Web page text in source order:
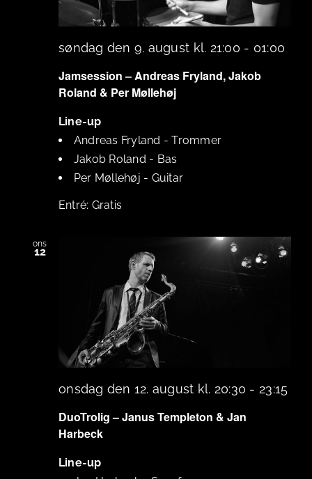
søndag den 9. august kl. 21:00 - 01:00
Jamsession – Andreas Fryland, Jakob
Roland & Per Møllehøj
Line-up
Andreas Fryland -Trommer
Jakob Roland - Bas
Per Møllehøj - Guitar
Gratis
ons
12
onsdag den 12. august kl. 20:30 - 23:15
DuoTrolig – Janus Templeton & Jan
Harbeck
Line-up